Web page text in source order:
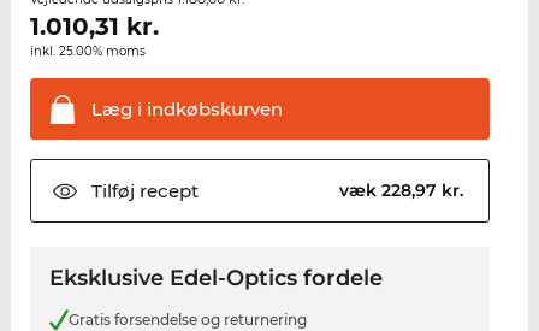
1.010,31 kr.
inkl. 25.00% moms
Læg i indkøbskurven
Tilføj recept væk 228,97 kr.
Eksklusive Edel-Optics fordele
Gratis forsendelse og returnering